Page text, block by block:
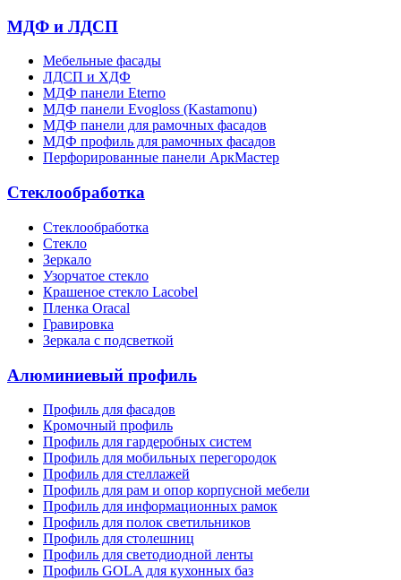
МДФ и ЛДСП
Мебельные фасады
ЛДСП и ХДФ
МДФ панели Eterno
МДФ панели Evogloss (Kastamonu)
МДФ панели для рамочных фасадов
МДФ профиль для рамочных фасадов
Перфорированные панели АркМастер
Стеклообработка
Стеклообработка
Стекло
Зеркало
Узорчатое стекло
Крашеное стекло Lacobel
Пленка Oracal
Гравировка
Зеркала с подсветкой
Алюминиевый профиль
Профиль для фасадов
Кромочный профиль
Профиль для гардеробных систем
Профиль для мобильных перегородок
Профиль для стеллажей
Профиль для рам и опор корпусной мебели
Профиль для информационных рамок
Профиль для полок светильников
Профиль для столешниц
Профиль для светодиодной ленты
Профиль GOLA для кухонных баз